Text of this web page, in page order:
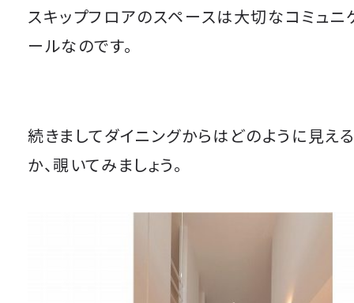
スキップフロアのスペースは大切なコミュニ
ールなのです。
続きましてダイニングからはどのように見え
か、覗いてみましょう。